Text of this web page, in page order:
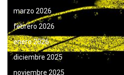
marzo 2026
febrero 2026
enero 2026
diciembre 2025
noviembre 2025